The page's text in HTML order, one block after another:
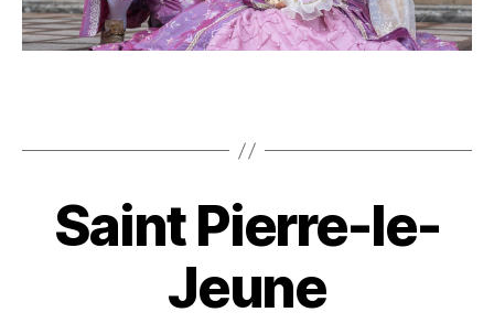
Saint Pierre-le-
Jeune